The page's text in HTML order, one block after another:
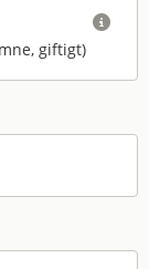
giftigt)
